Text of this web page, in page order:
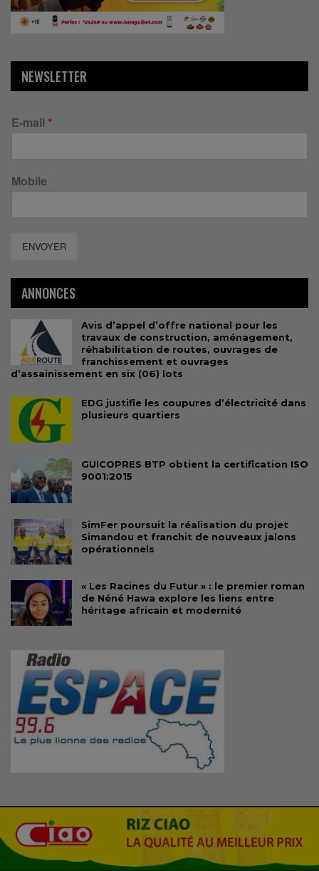
NEWSLETTER
E-mail *
Mobile
ENVOYER
ANNONCES
Avis d’appel d’offre national pour les
travaux de construction, aménagement,
réhabilitation de routes, ouvrages de
franchissement et ouvrages
d’assainissement en six (06) lots
EDG justifie les coupures d’électricité dans
plusieurs quartiers
GUICOPRES BTP obtient la certification ISO
9001:2015
SimFer poursuit la réalisation du projet
Simandou et franchit de nouveaux jalons
opérationnels
« Les Racines du Futur » : le premier roman
de Néné Hawa explore les liens entre
héritage africain et modernité